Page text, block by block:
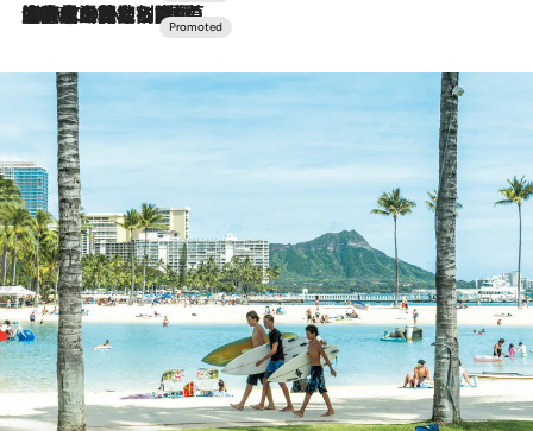
2026.7.10
NEW OPEN！【界 草津】名湯の地に誕生。趣の異なる2種の温泉と上州ならではの会席・蕎麦割烹など美食を味わう究極の癒やし旅